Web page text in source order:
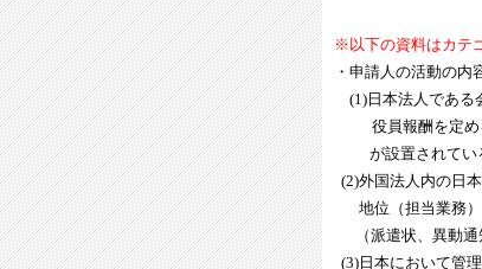
※以下の資料はカテ
・申請人の活動の
(1)日本法人である
役員報酬を定める
が設置されている
(2)外国法人内の日
地位（担当業務）
（派遣状、異動
(3)日本において管